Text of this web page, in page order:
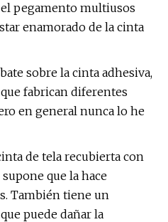
pegamento multiusos
enamorado de la cinta
sobre la cinta adhesiva,
fabrican diferentes
en general nunca lo he
de tela recubierta con
que la hace
También tiene un
puede dañar la